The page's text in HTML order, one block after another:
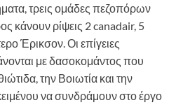
τρεις ομάδες πεζοπόρων
κάνουν ρίψεις 2 canadair, 5
Έρικσον. Οι επίγειες
με δασοκομάντος που
την Βοιωτία και την
να συνδράμουν στο έργο